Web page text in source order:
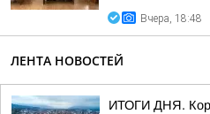
Вчера, 18:48
ЛЕНТА НОВОСТЕЙ
ИТОГИ ДНЯ.